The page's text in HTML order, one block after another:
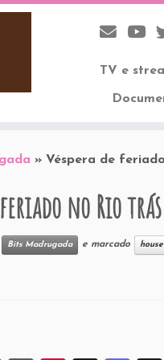
TV e
» Véspera de
feriado no Rio
Bits Madrugada e marcado house